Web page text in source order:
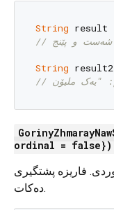
String result
String result2
ordinal = false})
فاریزە پشتگیری
دەکات.